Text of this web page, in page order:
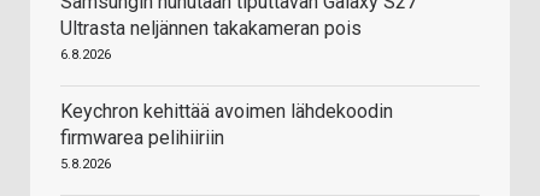
Ultrasta neljännen takakameran pois
6.8.2026
Keychron kehittää avoimen lähdekoodin
firmwarea pelihiiriin
5.8.2026